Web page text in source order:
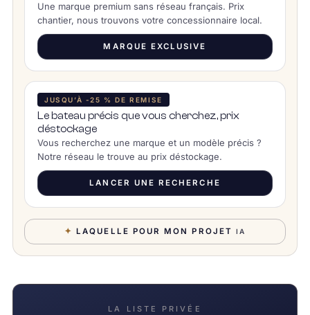
Une marque premium sans réseau français. Prix
chantier, nous trouvons votre concessionnaire local.
MARQUE EXCLUSIVE
JUSQU’À -25 % DE REMISE
Le bateau précis que vous cherchez, prix
déstockage
Vous recherchez une marque et un modèle précis ?
Notre réseau le trouve au prix déstockage.
LANCER UNE RECHERCHE
✦ LAQUELLE POUR MON PROJET IA
LA LISTE PRIVÉE